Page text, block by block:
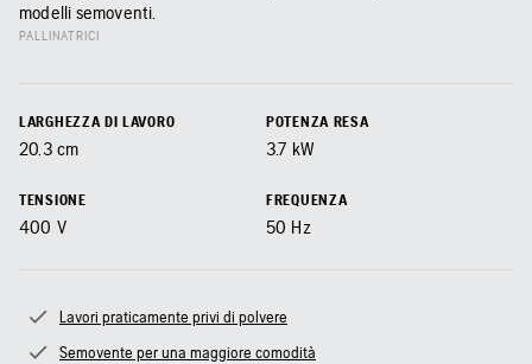
modelli semoventi.
PALLINATRICI
LARGHEZZA DI LAVORO
20.3 cm
POTENZA RESA
3.7 kW
TENSIONE
400 V
FREQUENZA
50 Hz
Lavori praticamente privi di polvere
Semovente per una maggiore comodità